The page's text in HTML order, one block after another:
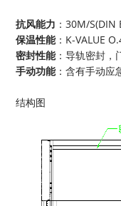
抗风能力 ：30M/S(DIN
保温性能：K-VALUE
密封性能：导轨密封，
手动功能：含有手动应
结构图